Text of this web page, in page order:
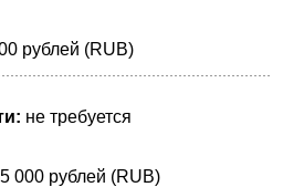
рублей (RUB)
не требуется
000 рублей (RUB)